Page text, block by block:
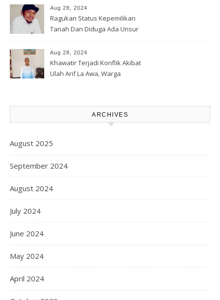
Lahan Warga
Aug 28, 2024
Ragukan Status Kepemilikan
Tanah Dan Diduga Ada Unsur
Korporasi Harita, GPM Halsel
Minta Polres Panggil Dan
Tetapkan Bapak Arif La Awa
Aug 28, 2024
Khawatir Terjadi Konflik Akibat
Ulah Arif La Awa, Warga
ARCHIVES
August 2025
September 2024
August 2024
July 2024
June 2024
May 2024
April 2024